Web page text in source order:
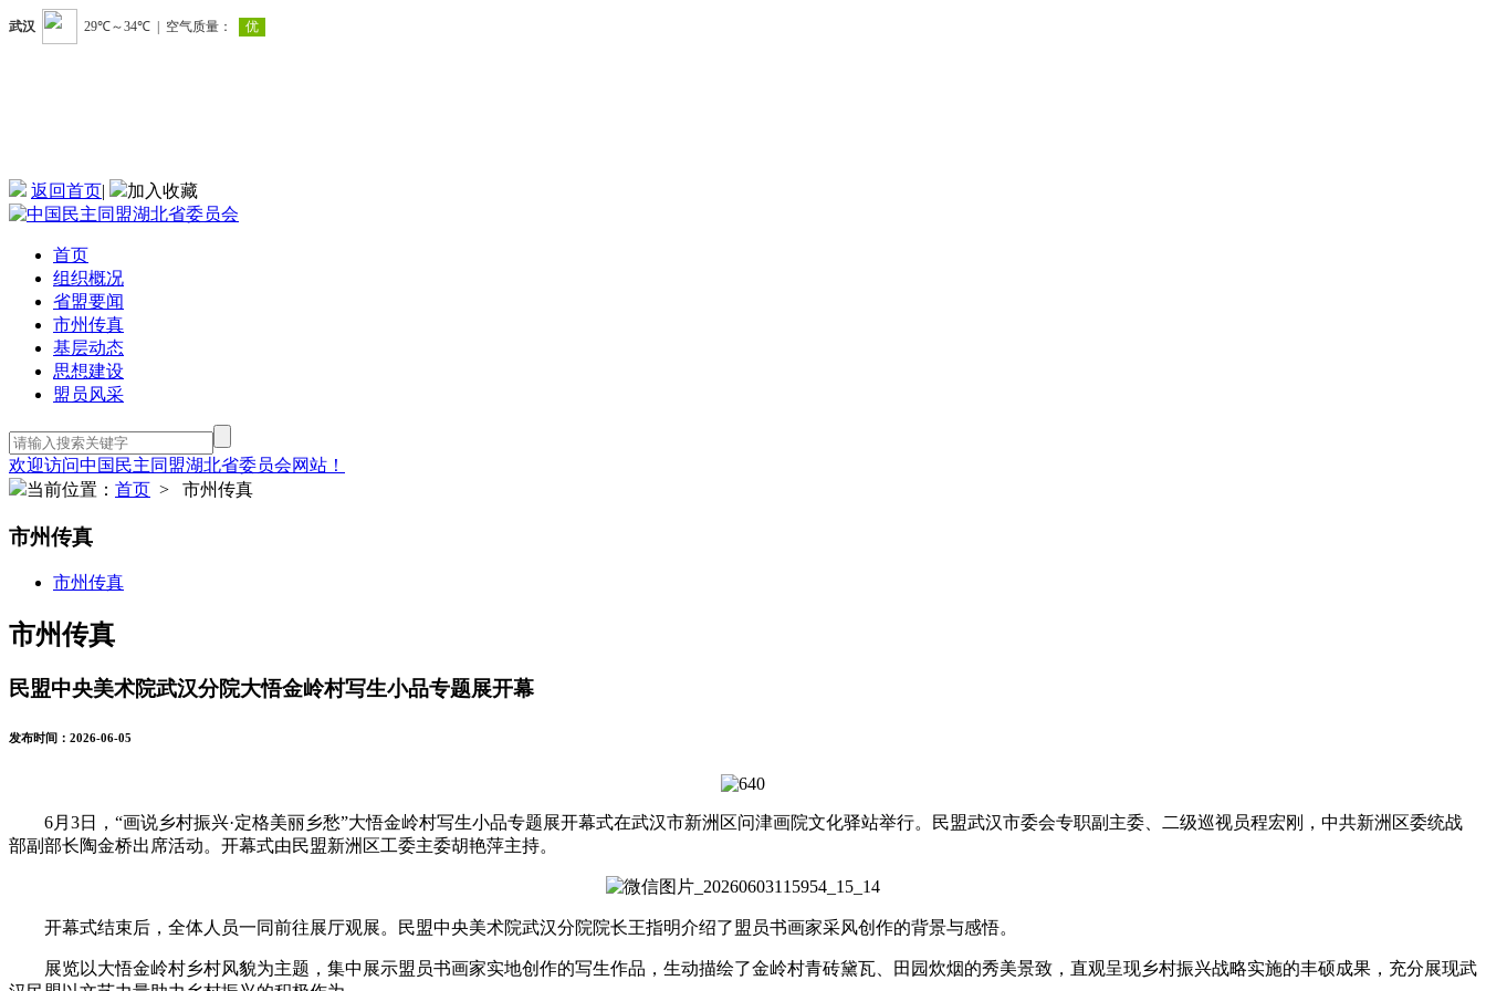
返回首页| 加入收藏
首页
组织概况
省盟要闻
市州传真
基层动态
思想建设
盟员风采
欢迎访问中国民主同盟湖北省委员会网站！
当前位置： 首页 > 市州传真
市州传真
市州传真
市州传真
民盟中央美术院武汉分院大悟金岭村写生小品专题展开幕
发布时间：2026-06-05
6月3日，“画说乡村振兴·定格美丽乡愁”大悟金岭村写生小品专题展开幕式在武汉市新洲区问津画院文化驿站举行。民盟武汉市委会专职副主委、二级巡视员程宏刚，中共新洲区委统战
部副部长陶金桥出席活动。开幕式由民盟新洲区工委主委胡艳萍主持。
开幕式结束后，全体人员一同前往展厅观展。民盟中央美术院武汉分院院长王指明介绍了盟员书画家采风创作的背景与感悟。
展览以大悟金岭村乡村风貌为主题，集中展示盟员书画家实地创作的写生作品，生动描绘了金岭村青砖黛瓦、田园炊烟的秀美景致，直观呈现乡村振兴战略实施的丰硕成果，充分展现武